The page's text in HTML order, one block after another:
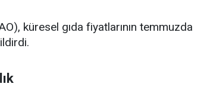
küresel gıda fiyatlarının temmuzda